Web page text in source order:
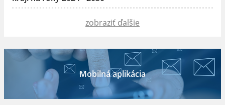
zobraziť ďalšie
Mobilná aplikácia